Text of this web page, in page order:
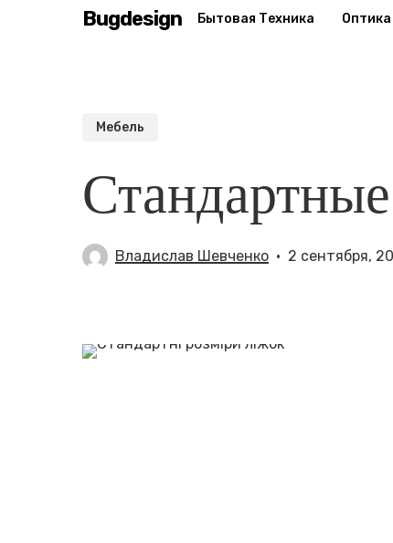
Bugdesign Бытовая Техника Оптика
Мебель
Владислав Шевченко 2 сентября,